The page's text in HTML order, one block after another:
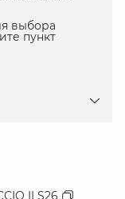
выбора
пункт
II S26